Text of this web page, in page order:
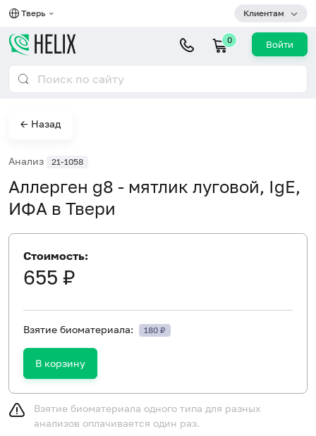
Тверь Клиентам
0 Войти
← Назад
Анализ 21-1058
Аллерген g8 - мятлик луговой, IgE,
ИФА в Твери
Стоимость:
655 ₽
Взятие биоматериала: 180 ₽
В корзину
Взятие биоматериала одного типа для разных
анализов оплачивается один раз.